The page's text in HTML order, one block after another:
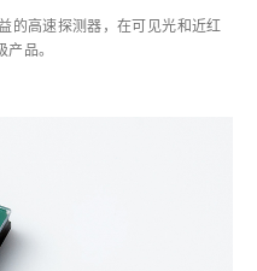
的高速探测器，在可见光和近红
品。